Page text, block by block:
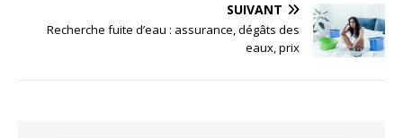
SUIVANT
Recherche fuite d’eau : assurance, dégâts des
eaux, prix